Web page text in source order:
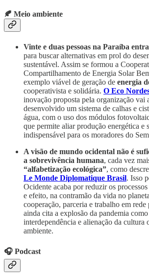
🍂 Meio ambiente
Vinte e duas pessoas na Paraíba
para buscar alternativas em prol do
sustentável. Assim se formou a
Compartilhamento de Energia Solar
exemplo viável de geração de energia
cooperativista e solidária. O Eco
inovação proposta pela organização vai
desenvolvido um sistema de calhas e
água, com o uso dos módulos
que permite aliar produção energética e
indispensável para os moradores do
A visão de mundo ocidental não é
a sobrevivência humana, cada vez
“alfabetização ecológica”, como
Le Monde Diplomatique Brasil. Isso
Ocidente acaba por reduzir os processos
e efeito, na contramão da vida no
cooperação, parceria e trabalho em
ainda cita a explosão da pandemia
interdependência e alienação da cultura
ambiente.
🎧 Podcast